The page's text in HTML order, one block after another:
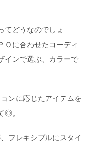
てどうなのでしょ
に合わせたコーディ
インで選ぶ、カラーで
ンに応じたアイテムを
◎。
フレキシブルにスタイ